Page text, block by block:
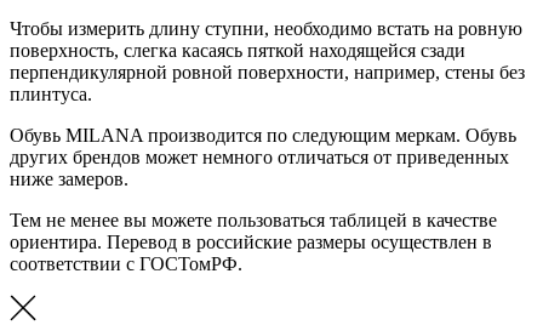
Чтобы измерить длину ступни, необходимо встать на ровную
поверхность, слегка касаясь пяткой находящейся сзади
перпендикулярной ровной поверхности, например, стены без
плинтуса.
Обувь MILANA производится по следующим меркам. Обувь
других брендов может немного отличаться от приведенных
ниже замеров.
Тем не менее вы можете пользоваться таблицей в качестве
ориентира. Перевод в российские размеры осуществлен в
соответствии с ГОСТомРФ.